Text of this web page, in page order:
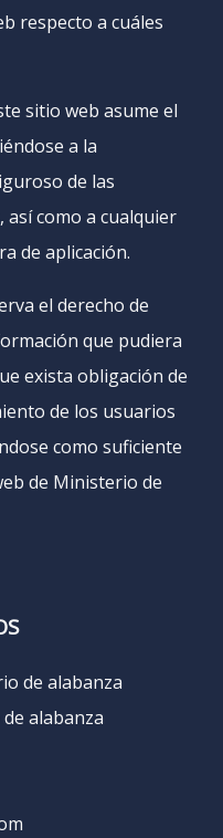
respecto a cuáles
sitio web asume el
a la
de las
así como a cualquier
de aplicación.
el derecho de
que pudiera
exista obligación de
de los usuarios
como suficiente
de Ministerio de
de alabanza
alabanza